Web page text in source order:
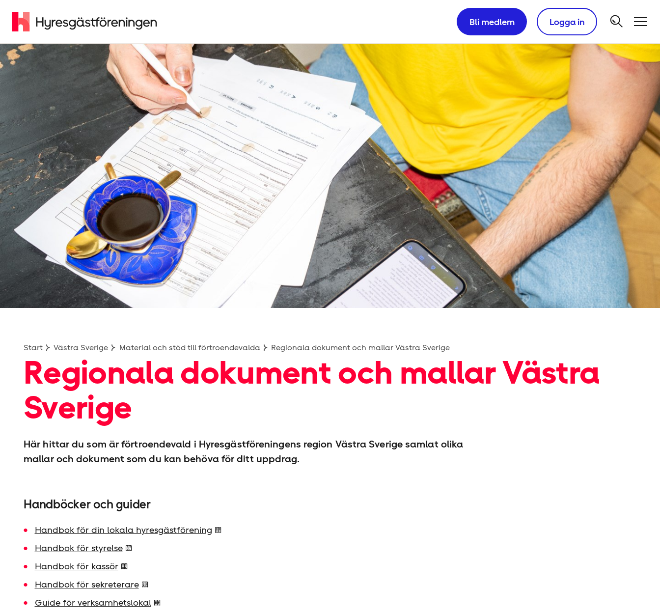
Bli medlem Logga in
Start Västra Sverige Material och stöd till förtroendevalda Regionala dokument och mallar Västra Sverige
Regionala dokument och mallar Västra
Sverige
Här hittar du som är förtroendevald i Hyresgäst­föreningens region Västra Sverige samlat olika
mallar och dokument som du kan behöva för ditt uppdrag.
Handböcker och guider
Handbok för din lokala hyresgäst­förening
Handbok för styrelse
Handbok för kassör
Handbok för sekreterare
Guide för verksamhetslokal